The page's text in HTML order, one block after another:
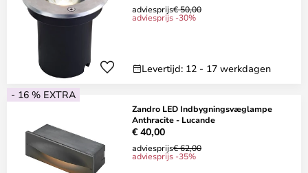
adviesprijs€ 50,00
adviesprijs -30%
Levertijd: 12 - 17 werkdagen
- 16 % EXTRA
Zandro LED Indbygningsvæglampe
Anthracite - Lucande
€ 40,00
adviesprijs€ 62,00
adviesprijs -35%